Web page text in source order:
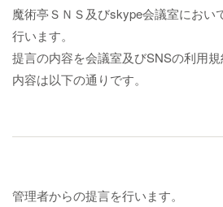
魔術亭ＳＮＳ及びskype会議室におい
行います。
提言の内容を会議室及びSNSの利用規
内容は以下の通りです。
管理者からの提言を行います。